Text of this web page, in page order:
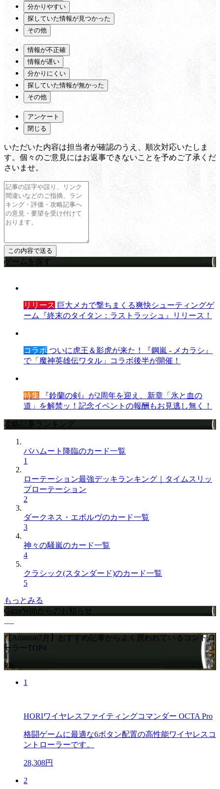
分かりやすい
探していた情報が見つかった
その他
情報が不正確
情報が遅い
分かりにくい
探していた情報が無かった
その他
アンケート
閉じる
いただいた内容は担当者が確認のうえ、順次対応いたしま
す。個々のご意見にはお返事できないことを予めご了承くだ
さいませ。
ゲームを探す
リリース 巨大メカで撃ちまくる爽快シューティングゲ
ーム『終末のタイタン：ラストラッシュ』リリース！
コラボ ついに虎王＆影虎が来た！『鋼嵐 - メカラシ』
で「魔神英雄伝ワタル」コラボ後半が開催！
特集 『鈴蘭の剣』が2周年を迎え、新章「氷と血の
道」を解禁ッ！記念イベントの報酬もお見逃し無く！
攻略記事ランキング
バハムート降臨のカード一覧
1
ローテーション最強デッキランキング｜タイムスリッ
プローテーション
2
ダークネス・エボルヴのカード一覧
3
神々の騒嵐のカード一覧
4
クラシック(スタンダード)のカード一覧
5
もっとみる
GameWithからのお知らせ
【Amazon7月】おすすめ記事からよく買われているコントロ
ーラーTOP4
PR
1
HORIワイヤレスファイティングコマンダー OCTA Pro
格闘ゲームに最適な6ボタン配置の高性能ワイヤレスコ
ントローラーです。
28,308円
2